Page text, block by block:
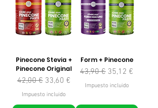
Pinecone Stevia +
Pinecone Original
Precio
42,00 € Precio de oferta
33,60 €
Impuesto incluido
Form + Pinecone
Precio
43,90 € Precio de oferta
35,12 €
Impuesto incluido